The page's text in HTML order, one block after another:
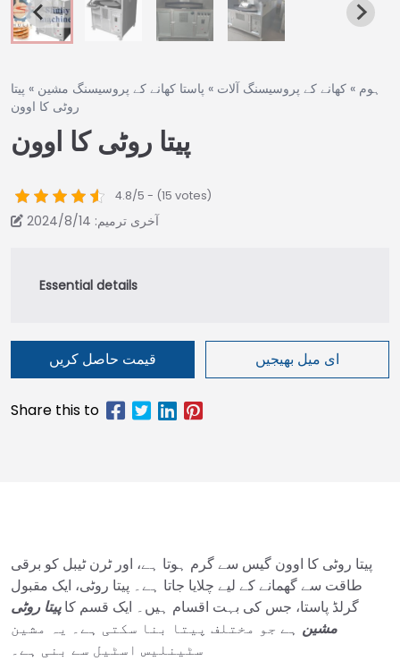
ہوم » کھانے کے پروسیسنگ آلات » پاستا کھانے کے پروسیسنگ مشین » پیتا
روٹی کا اوون
پیتا روٹی کا اوون
4.8/5 - (15 votes)
آخری ترمیم: 2024/8/14
قیمت حاصل کریں ای میل بھیجیں
پیتا روٹی کا اوون گیس سے گرم ہوتا ہے، اور ٹرن ٹیبل کو برقی
طاقت سے گھمانے کے لیے چلایا جاتا ہے۔ پیتا روٹی، ایک مقبول
گرلڈ پاستا، جس کی بہت اقسام ہیں۔ ایک قسم کاپیتا روٹی
مشین ہے جو مختلف پیتا بنا سکتی ہے۔ یہ مشین
سٹینلیس اسٹیل سے بنی ہے۔